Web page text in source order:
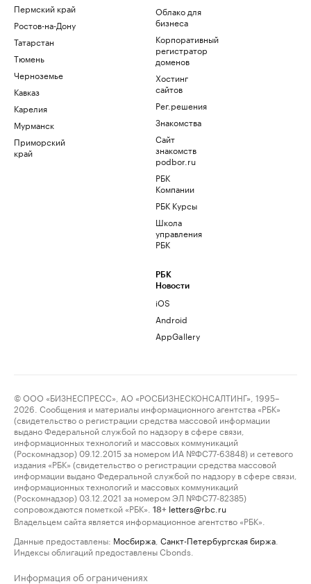
Пермский край
Ростов-на-Дону
Татарстан
Тюмень
Черноземье
Кавказ
Карелия
Мурманск
Приморский
край
Облако для
бизнеса
Корпоративный
регистратор
доменов
Хостинг
сайтов
Рег.решения
Знакомства
Сайт
знакомств
podbor.ru
РБК
Компании
РБК Курсы
Школа
управления
РБК
РБК
Новости
iOS
Android
AppGallery
© ООО «БИЗНЕСПРЕСС», АО «РОСБИЗНЕСКОНСАЛТИНГ», 1995–
2026. Сообщения и материалы информационного агентства «РБК»
(свидетельство о регистрации средства массовой информации
выдано Федеральной службой по надзору в сфере связи,
информационных технологий и массовых коммуникаций
(Роскомнадзор) 09.12.2015 за номером ИА №ФС77-63848) и сетевого
издания «РБК» (свидетельство о регистрации средства массовой
информации выдано Федеральной службой по надзору в сфере связи,
информационных технологий и массовых коммуникаций
(Роскомнадзор) 03.12.2021 за номером ЭЛ №ФС77-82385)
сопровождаются пометкой «РБК».
18+ letters@rbc.ru
Владельцем сайта является информационное агентство «РБК».
Данные предоставлены: Мосбиржа Санкт-Петербургская биржа
Индексы облигаций предоставлены Cbonds.
Информация об ограничениях